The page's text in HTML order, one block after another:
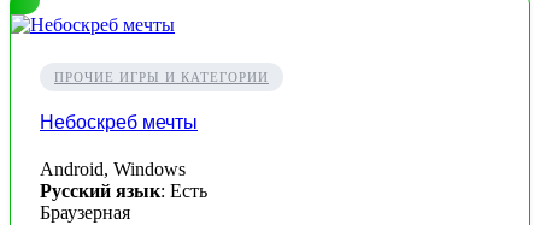
ПРОЧИЕ ИГРЫ И КАТЕГОРИИ
Небоскреб мечты
Android, Windows
Русский язык: Есть
Браузерная